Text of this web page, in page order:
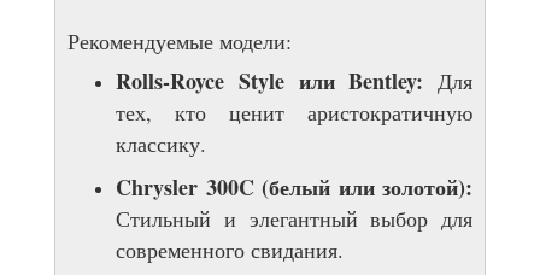
Рекомендуемые модели:
Rolls-Royce Style или Bentley: Для
тех, кто ценит аристократичную
классику.
Chrysler 300C (белый или золотой):
Стильный и элегантный выбор для
современного свидания.